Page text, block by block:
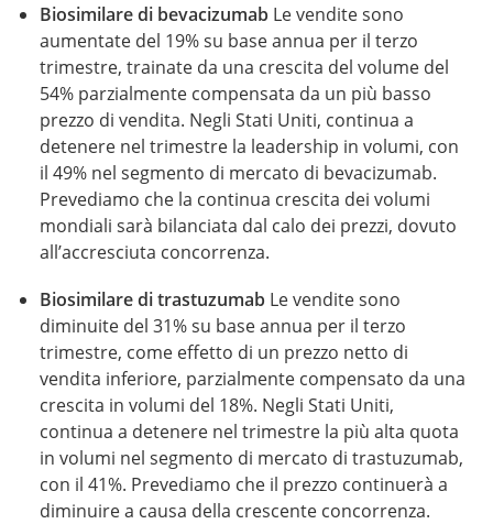
Biosimilare di bevacizumab Le vendite sono
aumentate del 19% su base annua per il terzo
trimestre, trainate da una crescita del volume del
54% parzialmente compensata da un più basso
prezzo di vendita. Negli Stati Uniti, continua a
detenere nel trimestre la leadership in volumi, con
il 49% nel segmento di mercato di bevacizumab.
Prevediamo che la continua crescita dei volumi
mondiali sarà bilanciata dal calo dei prezzi, dovuto
all’accresciuta concorrenza.
Biosimilare di trastuzumab Le vendite sono
diminuite del 31% su base annua per il terzo
trimestre, come effetto di un prezzo netto di
vendita inferiore, parzialmente compensato da una
crescita in volumi del 18%. Negli Stati Uniti,
continua a detenere nel trimestre la più alta quota
in volumi nel segmento di mercato di trastuzumab,
con il 41%. Prevediamo che il prezzo continuerà a
diminuire a causa della crescente concorrenza.